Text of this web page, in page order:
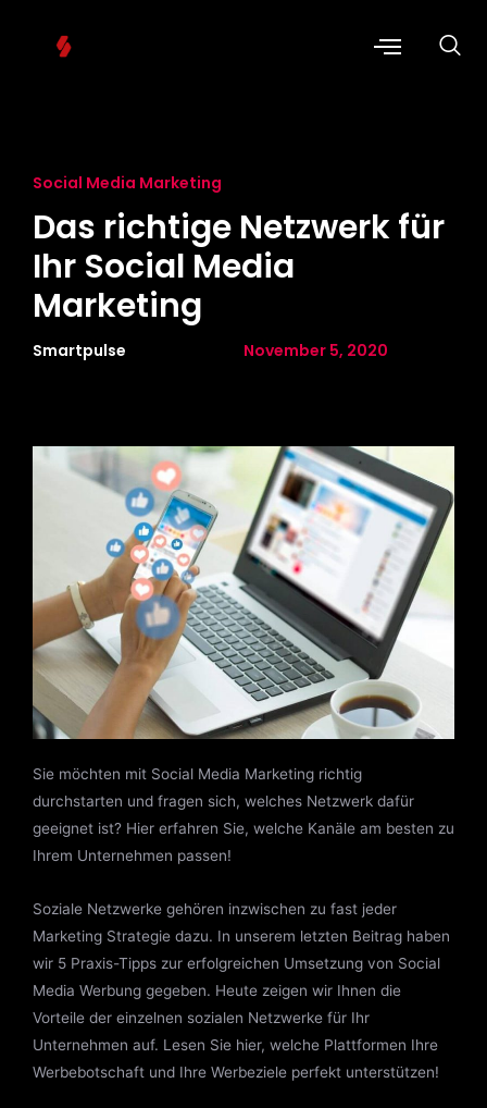
Social Media Marketing
Das richtige Netzwerk für
Ihr Social Media
Marketing
Smartpulse November 5, 2020
Sie möchten mit Social Media Marketing richtig
durchstarten und fragen sich, welches Netzwerk dafür
geeignet ist? Hier erfahren Sie, welche Kanäle am besten zu
Ihrem Unternehmen passen!
Soziale Netzwerke gehören inzwischen zu fast jeder
Marketing Strategie dazu. In unserem letzten Beitrag haben
wir 5 Praxis-Tipps zur erfolgreichen Umsetzung von Social
Media Werbung gegeben. Heute zeigen wir Ihnen die
Vorteile der einzelnen sozialen Netzwerke für Ihr
Unternehmen auf. Lesen Sie hier, welche Plattformen Ihre
Werbebotschaft und Ihre Werbeziele perfekt unterstützen!